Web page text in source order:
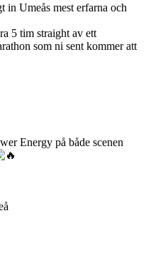
in Umeås mest erfarna och
5 tim straight av ett
som ni sent kommer att
Energy på både scenen